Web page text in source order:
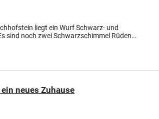
liegt ein Wurf Schwarz- und
sind noch zwei Schwarzschimmel Rüden
vom Bischhofstein VJP, HZP, VGP, HD-ED-OCD
neues Zuhause